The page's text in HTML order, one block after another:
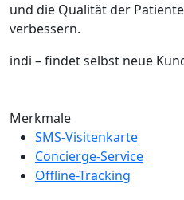
und die Qualität der
verbessern.
indi – findet selbst neue
Merkmale
SMS-Visitenkarte
Concierge-Service
Offline-Tracking